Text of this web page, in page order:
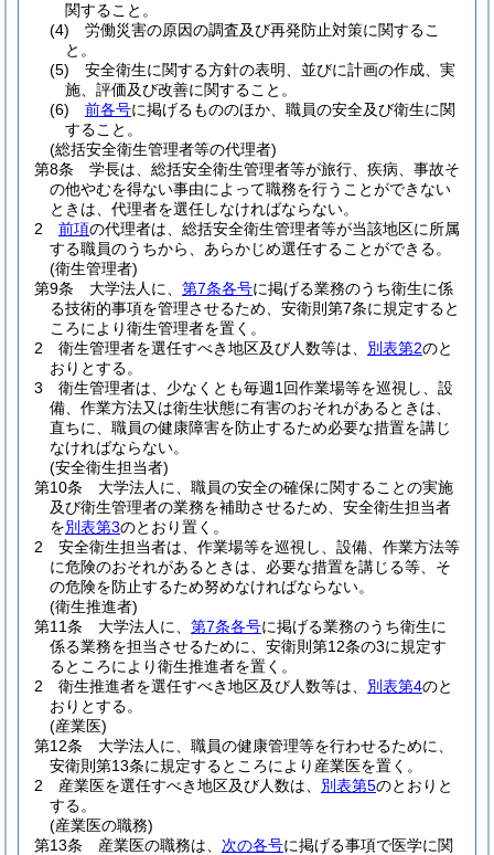
関すること。
(4)
労働災害の原因の調査及び再発防止対策に関するこ
と。
(5)
安全衛生に関する方針の表明、並びに計画の作成、実
施、評価及び改善に関すること。
(6)
前各号に掲げるもののほか、職員の安全及び衛生に関
すること。
(総括安全衛生管理者等の代理者)
第8条
学長は、総括安全衛生管理者等が旅行、疾病、事故そ
の他やむを得ない事由によって職務を行うことができない
ときは、代理者を選任しなければならない。
2
前項の代理者は、総括安全衛生管理者等が当該地区に所属
する職員のうちから、あらかじめ選任することができる。
(衛生管理者)
第9条
大学法人に、 第7条各号に掲げる業務のうち衛生に係
る技術的事項を管理させるため、安衛則第7条に規定すると
ころにより衛生管理者を置く。
2
衛生管理者を選任すべき地区及び人数等は、 別表第2のと
おりとする。
3
衛生管理者は、少なくとも毎週1回作業場等を巡視し、設
備、作業方法又は衛生状態に有害のおそれがあるときは、
直ちに、職員の健康障害を防止するため必要な措置を講じ
なければならない。
(安全衛生担当者)
第10条
大学法人に、職員の安全の確保に関することの実施
及び衛生管理者の業務を補助させるため、安全衛生担当者
を別表第3のとおり置く。
2
安全衛生担当者は、作業場等を巡視し、設備、作業方法等
に危険のおそれがあるときは、必要な措置を講じる等、そ
の危険を防止するため努めなければならない。
(衛生推進者)
第11条
大学法人に、 第7条各号に掲げる業務のうち衛生に
係る業務を担当させるために、安衛則第12条の3に規定す
るところにより衛生推進者を置く。
2
衛生推進者を選任すべき地区及び人数等は、 別表第4のと
おりとする。
(産業医)
第12条
大学法人に、職員の健康管理等を行わせるために、
安衛則第13条に規定するところにより産業医を置く。
2
産業医を選任すべき地区及び人数は、 別表第5のとおりと
する。
(産業医の職務)
第13条
産業医の職務は、 次の各号に掲げる事項で医学に関